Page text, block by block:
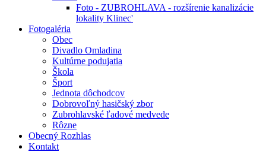
Foto - ZUBROHLAVA - rozšírenie kanalizácie
lokality Klinec'
Fotogaléria
Obec
Divadlo Omladina
Kultúrne podujatia
Škola
Šport
Jednota dôchodcov
Dobrovoľný hasičský zbor
Zubrohlavské ľadové medvede
Rôzne
Obecný Rozhlas
Kontakt